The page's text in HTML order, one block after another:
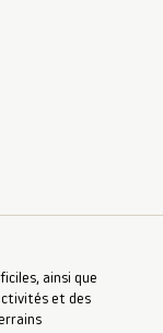
ainsi que
et des